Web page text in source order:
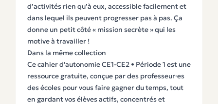
d’activités rien qu’à eux, accessible facilement et
dans lequel ils peuvent progresser pas à pas. Ça
donne un petit côté « mission secrète » qui les
motive à travailler !
Dans la même collection
Ce cahier d'autonomie CE1-CE2 • Période 1 est une
ressource gratuite, conçue par des professeur·es
des écoles pour vous faire gagner du temps, tout
en gardant vos élèves actifs, concentrés et